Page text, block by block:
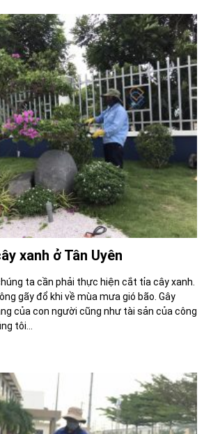
xanh ở Tân Uyên
ta cần phải thực hiện cắt tỉa cây xanh.
gãy đổ khi về mùa mưa gió bão. Gây
của con người cũng như tài sản của công
tôi...